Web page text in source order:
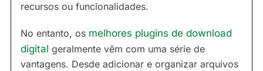
recursos ou funcionalidades.
No entanto, os melhores plugins de download
digital geralmente vêm com uma série de
vantagens. Desde adicionar e organizar arquivos